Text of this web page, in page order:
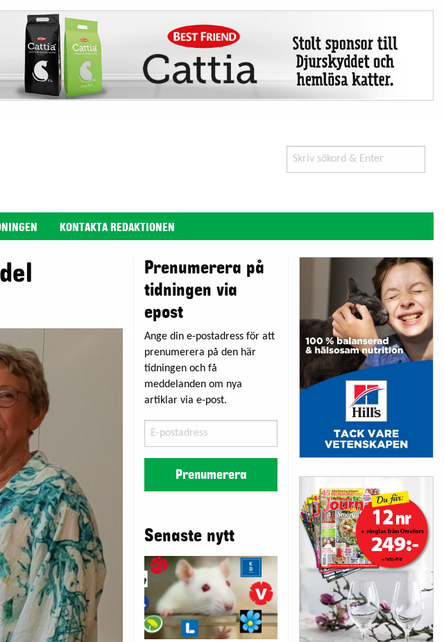
Search
for:
KONTAKTA REDAKTIONEN
Prenumerera på
tidningen via
epost
Ange din e-postadress för att
prenumerera på den här
tidningen och få
meddelanden om nya
artiklar via e-post.
postadress
Prenumerera
Senaste nytt